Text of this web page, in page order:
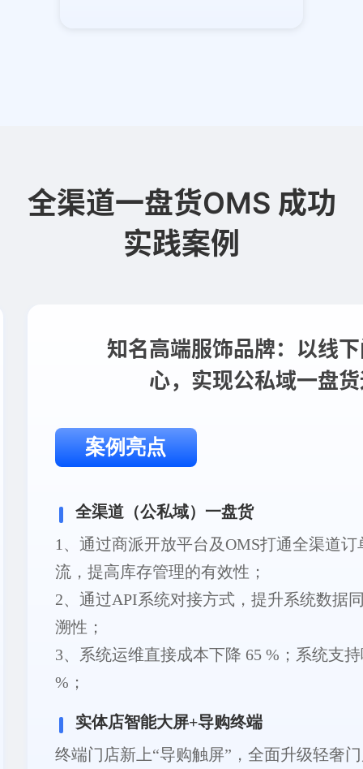
全渠道一盘货OMS 成功
实践案例
知名高端服饰品牌：以线
心，实现公私域一盘
案例亮点
全渠道（公私域）一盘货
1、通过商派开放平台及OMS打通全渠道
流，提高库存管理的有效性；
2、通过API系统对接方式，提升系统数据
溯性；
3、系统运维直接成本下降 65 %；系统支
%；
实体店智能大屏+导购终端
终端门店新上“导购触屏”，全面升级轻奢